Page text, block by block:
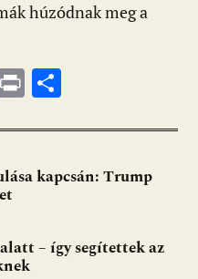
húzódnak meg a
Pr
t za
m
kapcsán: Trump
– így segítettek az